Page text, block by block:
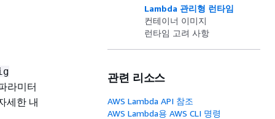
라미터
세한 내
Lambda 관리형 런타임
컨테이너 이미지
런타임 고려 사항
관련 리소스
AWS Lambda API 참조
AWS Lambda용 AWS CLI 명령